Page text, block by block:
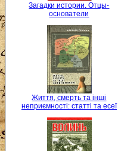
Загадки истории. Отцы-
основатели
Життя, смерть та інші
неприємності: статті та есеї